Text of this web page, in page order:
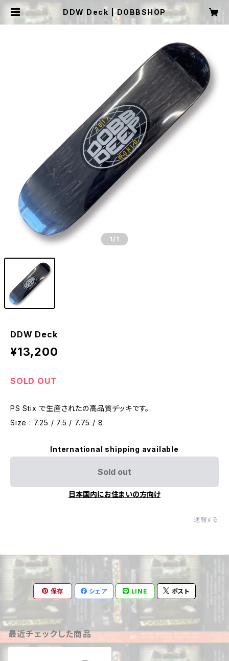
DDW Deck | DOBBSHOP
1 /1
DDW Deck
¥13,200
SOLD OUT
PS Stix で生産されたの高品質デッキです。
Size : 7.25 / 7.5 / 7.75 / 8
International shipping available
Sold out
日本国内にお住まいの方向け
通報する
保存 シェア LINE ポスト
最近チェックした商品